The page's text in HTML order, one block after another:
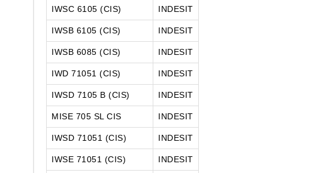
IWSC 6105 (CIS) INDESIT
IWSB 6105 (CIS) INDESIT
IWSB 6085 (CIS) INDESIT
IWD 71051 (CIS) INDESIT
IWSD 7105 B (CIS) INDESIT
MISE 705 SL CIS INDESIT
IWSD 71051 (CIS) INDESIT
IWSE 71051 (CIS) INDESIT